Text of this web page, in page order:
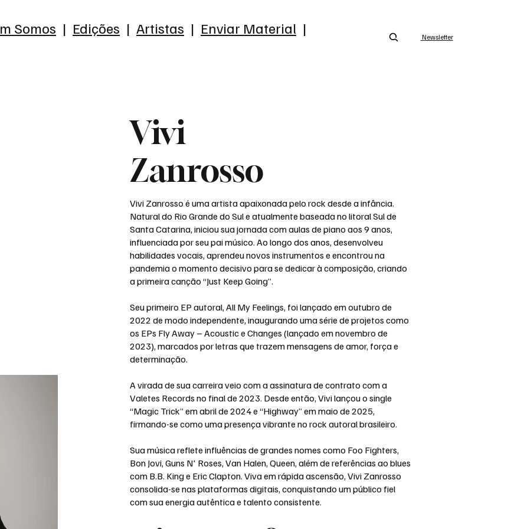
Newsletter
Somos | Edições | Artistas | Enviar Material |
Vivi
Zanrosso
Vivi Zanrosso é uma artista apaixonada pelo rock desde a infância.
Natural do Rio Grande do Sul e atualmente baseada no litoral Sul de
Santa Catarina, iniciou sua jornada com aulas de piano aos 9 anos,
influenciada por seu pai músico. Ao longo dos anos, desenvolveu
habilidades vocais, aprendeu novos instrumentos e encontrou na
pandemia o momento decisivo para se dedicar à composição, criando
a primeira canção “Just Keep Going”.
Seu primeiro EP autoral, All My Feelings, foi lançado em outubro de
2022 de modo independente, inaugurando uma série de projetos como
os EPs Fly Away – Acoustic e Changes (lançado em novembro de
2023), marcados por letras que trazem mensagens de amor, força e
determinação.
A virada de sua carreira veio com a assinatura de contrato com a
Valetes Records no final de 2023. Desde então, Vivi lançou o single
“Magic Trick” em abril de 2024 e “Highway” em maio de 2025,
firmando-se como uma presença vibrante no rock autoral brasileiro.
Sua música reflete influências de grandes nomes como Foo Fighters,
Bon Jovi, Guns N' Roses, Van Halen, Queen, além de referências ao blues
com B.B. King e Eric Clapton. Viva em rápida ascensão, Vivi Zanrosso
consolida-se nas plataformas digitais, conquistando um público fiel
com sua energia autêntica e talento consistente.